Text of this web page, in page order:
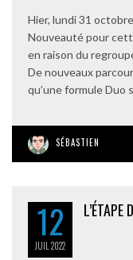
Hier, lundi 31
Nouveauté pour
en raison du
De nouveaux
qu’une formule Duo
SÉBASTIEN
12
JUIL 2022